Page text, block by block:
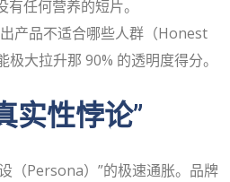
任何营养的短片。
产品不适合哪些人群（Honest
大拉升那 90% 的透明度得分。
实性悖论”
（Persona）”的极速通胀。品牌